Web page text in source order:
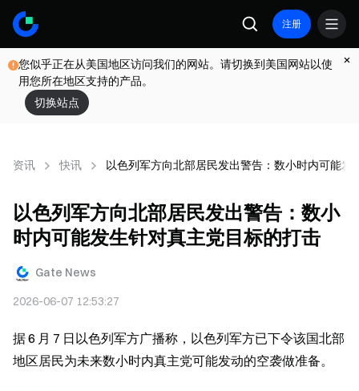
注册
您似乎正在从美国地区访问我们的网站。请切换到美国网站以使
用您所在地区支持的产品。
切换站点
资讯 快讯 以色列军方向北部居民发出警告：数小时内可能发
以色列军方向北部居民发出警告：数小
时内可能发生针对真主党目标的打击
Gate News
2026-06-07 12:53:27
据 6 月 7 日以色列军方广播称，以色列军方已下令该国北部
地区居民为未来数小时内真主党可能发动的空袭做准备。